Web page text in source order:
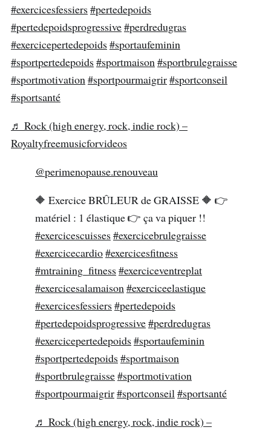
#exercicesfessiers#pertedepoids
#pertedepoidsprogressive#perdredugras
#exercicepertedepoids#sportaufeminin
#sportpertedepoids#sportmaison#sportbrulegraisse
#sportmotivation#sportpourmaigrir#sportconseil
#sportsanté
♬ Rock (high energy, rock, indie rock) –
Royaltyfreemusicforvideos
@perimenopause.renouveau
🔶️ Exercice BRÛLEUR de GRAISSE 🔶️ 👉
matériel : 1 élastique 👉 ça va piquer !!
#exercicescuisses#exercicebrulegraisse
#exercicecardio#exercicesfitness
#mtraining_fitness#exerciceventreplat
#exercicesalamaison#exerciceelastique
#exercicesfessiers#pertedepoids
#pertedepoidsprogressive#perdredugras
#exercicepertedepoids#sportaufeminin
#sportpertedepoids#sportmaison
#sportbrulegraisse#sportmotivation
#sportpourmaigrir#sportconseil#sportsanté
♬ Rock (high energy, rock, indie rock) –